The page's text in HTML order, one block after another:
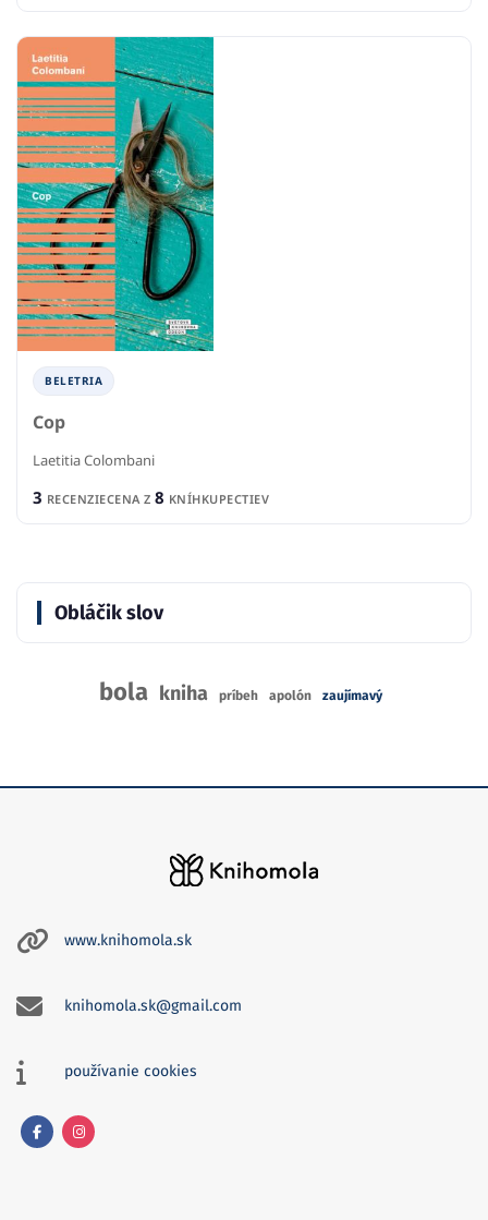
BELETRIA
Cop
Laetitia Colombani
3 RECENZIECENA Z 8 KNÍHKUPECTIEV
Obláčik slov
bola kniha príbeh apolón zaujímavý
www.knihomola.sk
knihomola.sk@gmail.com
používanie cookies